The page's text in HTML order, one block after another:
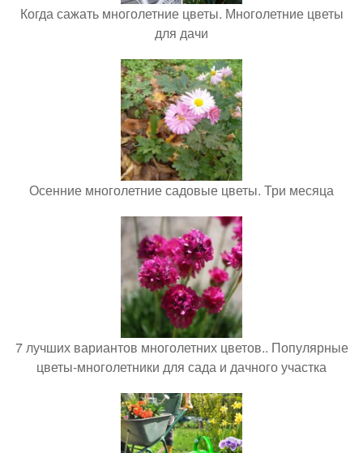
Когда сажать многолетние цветы. Многолетние цветы
для дачи
Осенние многолетние садовые цветы. Три месяца
7 лучших вариантов многолетних цветов.. Популярные
цветы-многолетники для сада и дачного участка